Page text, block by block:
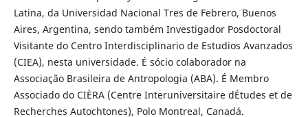
Latina, da Universidad Nacional Tres de Febrero, Buenos
Aires, Argentina, sendo também Investigador Posdoctoral
Visitante do Centro Interdisciplinario de Estudios Avanzados
(CIEA), nesta universidade. É sócio colaborador na
Associação Brasileira de Antropologia (ABA). É Membro
Associado do CIÈRA (Centre Interuniversitaire dÉtudes et de
Recherches Autochtones), Polo Montreal, Canadá.